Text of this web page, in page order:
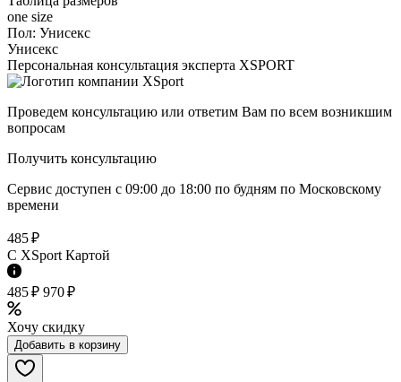
one size
Пол: Унисекс
Унисекс
Персональная консультация эксперта XSPORT
Проведем консультацию или ответим Вам по всем возникшим
вопросам
Получить консультацию
Сервис доступен с 09:00 до 18:00 по будням по Московcкому
времени
485 ₽
C XSport Картой
485 ₽ 970 ₽
Хочу скидку
Добавить в корзину